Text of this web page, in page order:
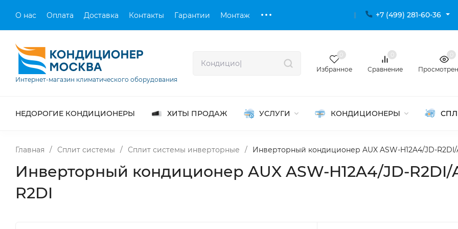
О нас Оплата Доставка Контакты Гарантии Монтаж +7 (499) 281-60-36
Интернет-магазин климатического оборудования
Избранное Сравнение
НЕДОРОГИЕ КОНДИЦИОНЕРЫ ХИТЫ ПРОДАЖ УСЛУГИ КОНДИЦИОНЕРЫ
Главная / Сплит системы / Сплит системы инверторные / Инверторный кондиционер AUX ASW-H12A4/JD-R2DI/
Инверторный кондиционер AUX ASW-H12A4/JD-R2DI/
R2DI